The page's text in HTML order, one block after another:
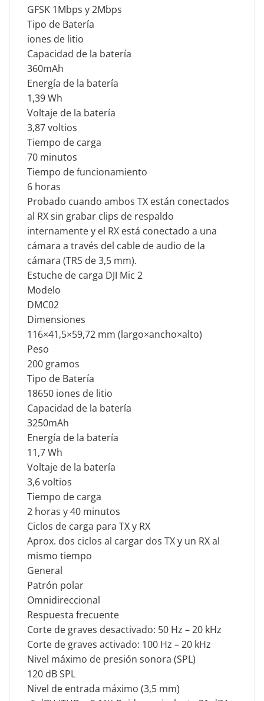
GFSK 1Mbps y 2Mbps
Tipo de Batería
iones de litio
Capacidad de la batería
360mAh
Energía de la batería
1,39 Wh
Voltaje de la batería
3,87 voltios
Tiempo de carga
70 minutos
Tiempo de funcionamiento
6 horas
Probado cuando ambos TX están conectados
al RX sin grabar clips de respaldo
internamente y el RX está conectado a una
cámara a través del cable de audio de la
cámara (TRS de 3,5 mm).
Estuche de carga DJI Mic 2
Modelo
DMC02
Dimensiones
116×41,5×59,72 mm (largo×ancho×alto)
Peso
200 gramos
Tipo de Batería
18650 iones de litio
Capacidad de la batería
3250mAh
Energía de la batería
11,7 Wh
Voltaje de la batería
3,6 voltios
Tiempo de carga
2 horas y 40 minutos
Ciclos de carga para TX y RX
Aprox. dos ciclos al cargar dos TX y un RX al
mismo tiempo
General
Patrón polar
Omnidireccional
Respuesta frecuente
Corte de graves desactivado: 50 Hz – 20 kHz
Corte de graves activado: 100 Hz – 20 kHz
Nivel máximo de presión sonora (SPL)
120 dB SPL
Nivel de entrada máximo (3,5 mm)